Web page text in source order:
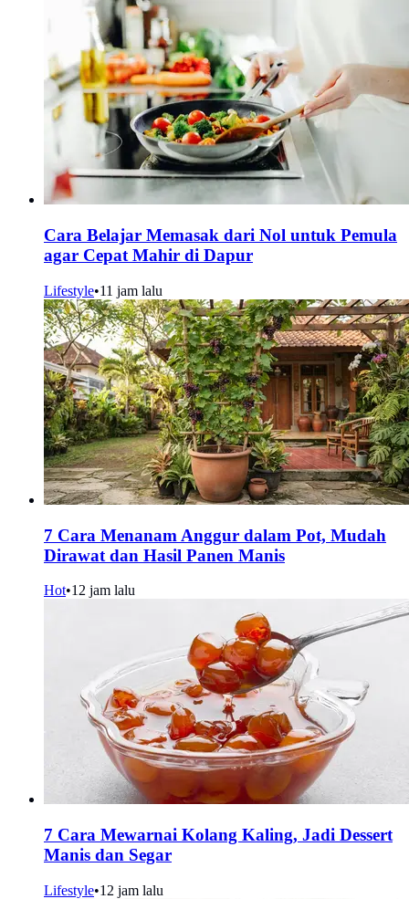
Cara Belajar Memasak dari Nol untuk Pemula
agar Cepat Mahir di Dapur
Lifestyle•11 jam lalu
7 Cara Menanam Anggur dalam Pot, Mudah
Dirawat dan Hasil Panen Manis
Hot•12 jam lalu
7 Cara Mewarnai Kolang Kaling, Jadi Dessert
Manis dan Segar
Lifestyle•12 jam lalu